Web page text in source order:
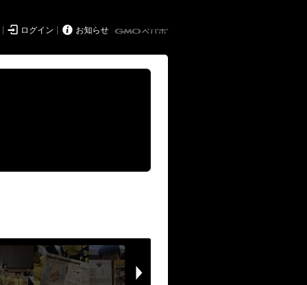
 ログイン  お知らせ